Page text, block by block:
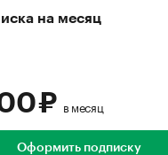
на месяц
₽ в месяц
Оформить подписку